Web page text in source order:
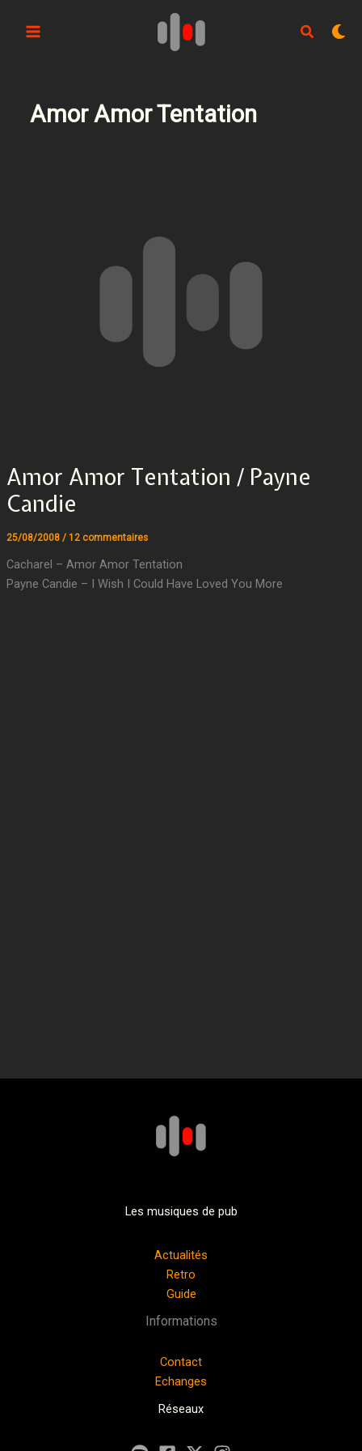
Amor Amor Tentation
Amor Amor Tentation / Payne
Candie
25/08/2008 / 12 commentaires
Cacharel – Amor Amor Tentation
Payne Candie – I Wish I Could Have Loved You More
Les musiques de pub
Actualités
Retro
Guide
Informations
Contact
Echanges
Réseaux